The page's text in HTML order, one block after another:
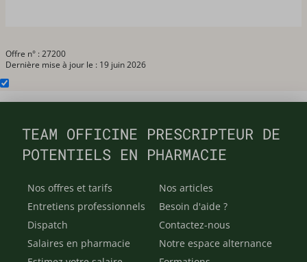
Offre n° : 27200
Dernière mise à jour le : 19 juin 2026
TEAM OFFICINE PRESCRIPTEUR DE
POTENTIELS EN PHARMACIE
Nos offres et tarifs
Entretiens professionnels
Dispatch
Salaires en pharmacie
Nos articles
Besoin d'aide ?
Contactez-nous
Notre espace alternance